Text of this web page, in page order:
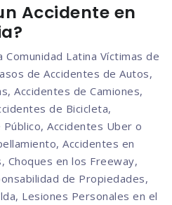
Accidente en
Latina Víctimas de
de Accidentes de Autos,
Accidentes de Camiones,
de Bicicleta,
Accidentes Uber o
Accidentes en
Choques en los Freeway,
de Propiedades,
Lesiones Personales en el